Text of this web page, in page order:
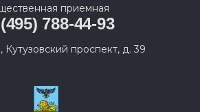
приемная
788-44-93
Кутузовский проспект, д. 39